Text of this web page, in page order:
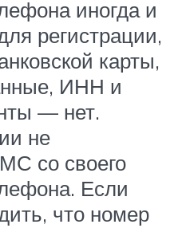
иногда и
регистрации,
карты,
ИНН и
— нет.
не
со своего
Если
что номер